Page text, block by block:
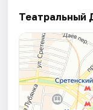
Театральный